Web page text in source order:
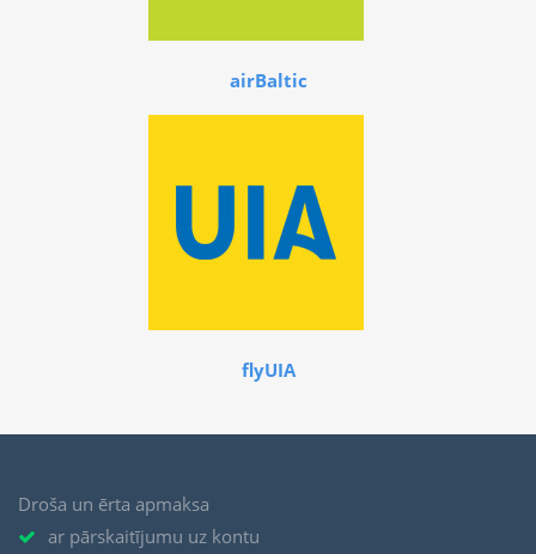
airBaltic
flyUIA
Droša un ērta apmaksa
ar pārskaitījumu uz kontu